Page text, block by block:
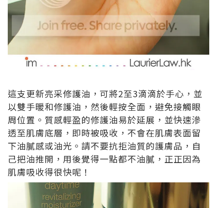
這支更新亮采修護油，可將2至3滴滴於手心，並
以雙手暖和修護油，然後輕按全面，避免接觸眼
周位置。質感輕盈的修護油易於延展，並快速滲
透至肌膚底層，即時被吸收，不會在肌膚表面留
下油膩感或油光。請不要抗拒油質的護膚品，自
己把油推開，用後覺得一點都不油膩，正正因為
肌膚吸收得很快呢！